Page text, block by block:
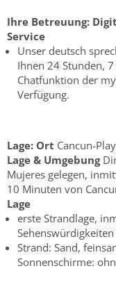
Ihre Betreuung:
Service
Unser deutsch
Ihnen 24 Stunden,
Chatfunktion der
Verfügung.
Lage: Ort Cancun-
Lage & Umgebung
Mujeres gelegen,
10 Minuten von
Lage
erste Strandlage,
Sehenswürdigkeiten
Strand: Sand,
Sonnenschirme: